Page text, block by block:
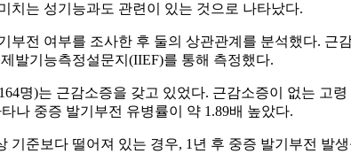
치는 성기능과도 관련이 있는 것으로 나타났다.
전 여부를 조사한 후 둘의 상관관계를 분석했다.
발기능측정설문지(IIEF)를 통해 측정했다.
명)는 근감소증을 갖고 있었다. 근감소증이 없는 고
나 중증 발기부전 유병률이 약 1.89배 높았다.
준보다 떨어져 있는 경우, 1년 후 중증 발기부전 발